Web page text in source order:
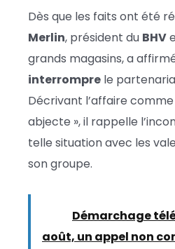
Dès que les faits ont été
Merlin, président du BHV
grands magasins, a
interrompre le
Décrivant l’affaire comme
abjecte », il rappelle
telle situation avec les
son groupe.
Démarchage
août, un appel non